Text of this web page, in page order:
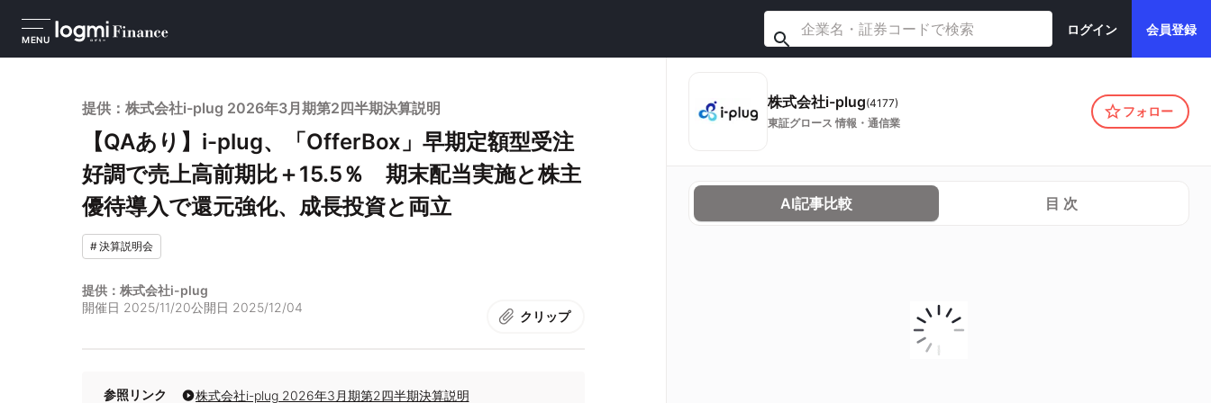
MENU
ログイン 会員登録
提供：株式会社i-plug 2026年3月期第2四半期決算説明
【QAあり】i-plug、「OfferBox」早期定額型受注
好調で売上高前期比＋15.5％ 期末配当実施と株主
優待導入で還元強化、成長投資と両立
#決算説明会
提供：株式会社i-plug
開催日 2025/11/20公開日 2025/12/04
クリップ
参照リンク 株式会社i-plug 2026年3月期第2四半期決算説明
株式会社i-plug(4177)
東証グロース 情報・通信業
フォロー
AI記事比較 目 次